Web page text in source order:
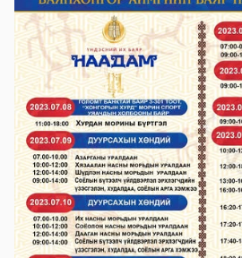
2023-06-06 14:53:59
Дэлгэрэнгүй
Булган аймгийн
хэлтэс
2023-06-06 14:50:54
Дэлгэрэнгүй
Өвөрхангай аймгийн
2023-06-06 14:46:41
Дэлгэрэнгүй